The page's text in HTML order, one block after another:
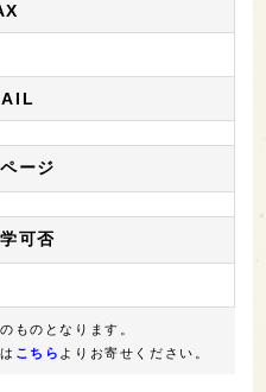
ージ
可否
ものとなります。
こちら よりお寄せください。